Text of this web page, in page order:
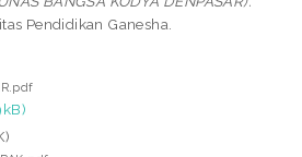
Pendidikan Ganesha.